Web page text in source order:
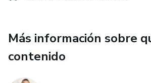
Más información sobre
contenido